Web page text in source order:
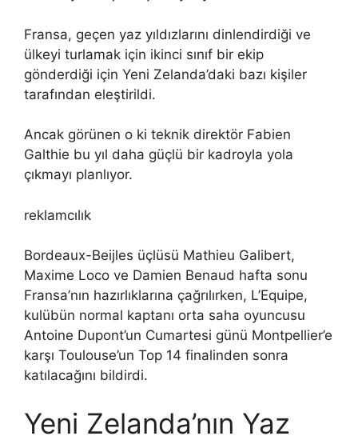
Fransa, geçen yaz yıldızlarını dinlendirdiği ve
ülkeyi turlamak için ikinci sınıf bir ekip
gönderdiği için Yeni Zelanda’daki bazı kişiler
tarafından eleştirildi.
Ancak görünen o ki teknik direktör Fabien
Galthie bu yıl daha güçlü bir kadroyla yola
çıkmayı planlıyor.
reklamcılık
Bordeaux-Beijles üçlüsü Mathieu Galibert,
Maxime Loco ve Damien Benaud hafta sonu
Fransa’nın hazırlıklarına çağrılırken, L’Equipe,
kulübün normal kaptanı orta saha oyuncusu
Antoine Dupont’un Cumartesi günü Montpellier’e
karşı Toulouse’un Top 14 finalinden sonra
katılacağını bildirdi.
Yeni Zelanda’nın Yaz